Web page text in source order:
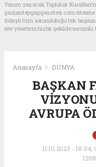
Yorum yazarak Topluluk
gaziantepgapgazetesi.com
dolaylı tüm sorumluluğu tek
site yönetimi hiçbir şekilde
Anasayfa DÜNYA
BAŞKAN
AVRUPA
11.10.2025 -